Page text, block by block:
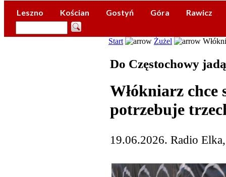
Leszno Kościan Gostyń Góra Rawicz
Start Żużel
Do Częstochowy
Włókniarz chce
potrzebuje
19.06.2026. Radio